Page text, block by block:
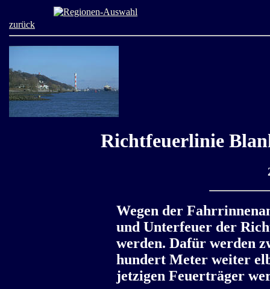
zurück
Richtfeuerlinie
Wegen der
und Unterfeuer der
werden. Dafür werden
hundert Meter weiter
jetzigen Feuerträger